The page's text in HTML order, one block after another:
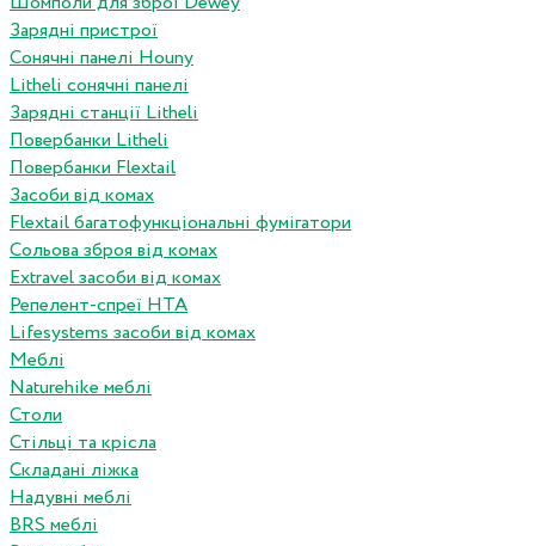
Зарядні пристрої
Сонячні панелі Houny
Litheli сонячні панелі
Зарядні станції Litheli
Повербанки Litheli
Повербанки Flextail
Засоби від комах
Flextail багатофункціональні фумігатори
Сольова зброя від комах
Extravel засоби від комах
Репелент-спреї HTA
Lifesystems засоби від комах
Меблі
Naturehike меблі
Столи
Стільці та крісла
Складані ліжка
Надувні меблі
BRS меблі